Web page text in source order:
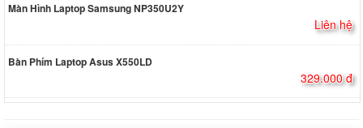
Màn Hình Laptop Samsung NP350U2Y
Liên hệ
Bàn Phím Laptop Asus X550LD
329.000 đ